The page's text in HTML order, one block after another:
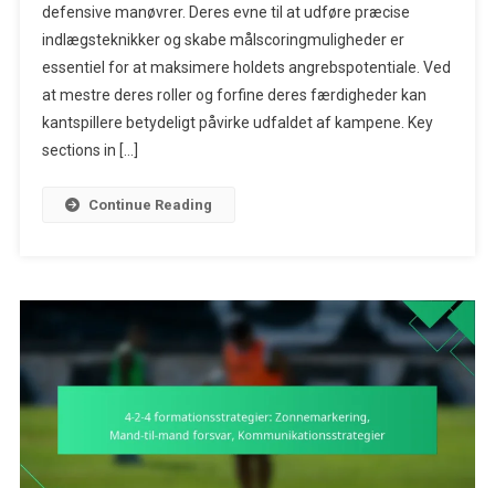
Formation:
defensive manøvrer. Deres evne til at udføre præcise
indlægsteknikker og skabe målscoringmuligheder er
essentiel for at maksimere holdets angrebspotentiale. Ved
at mestre deres roller og forfine deres færdigheder kan
kantspillere betydeligt påvirke udfaldet af kampene. Key
sections in […]
Continue Reading